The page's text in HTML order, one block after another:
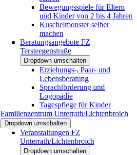
Bewegungsspiele für Eltern
und Kinder von 2 bis 4 Jahren
Kuschelmonster selber
machen
Beratungsangebote FZ
Tersteegenstraße
Dropdown umschalten
Erziehungs-, Paar- und
Lebensberatung
Sprachförderung und
Logopädie
Tagespflege für Kinder
Familienzentrum Unterrath/Lichtenbroich
Dropdown umschalten
Veranstaltungen FZ
Unterrath/Lichtenbroich
Dropdown umschalten